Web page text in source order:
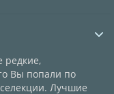
редкие,
Вы попали по
Лучшие